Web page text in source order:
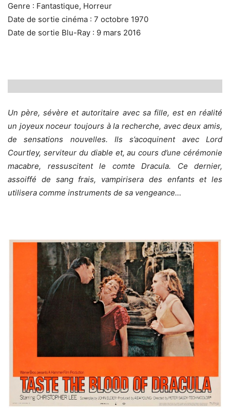
Genre : Fantastique, Horreur
Date de sortie cinéma : 7 octobre 1970
Date de sortie Blu-Ray : 9 mars 2016
Un père, sévère et autoritaire avec sa fille, est en réalité
un joyeux noceur toujours à la recherche, avec deux amis,
de sensations nouvelles. Ils s’acoquinent avec Lord
Courtley, serviteur du diable et, au cours d’une cérémonie
macabre, ressuscitent le comte Dracula. Ce dernier,
assoiffé de sang frais, vampirisera des enfants et les
utilisera comme instruments de sa vengeance…